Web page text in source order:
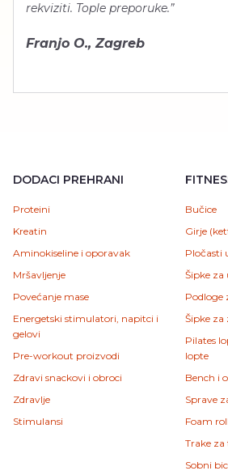
rekviziti. Tople preporuke.”
Franjo O., Zagreb
DODACI PREHRANI
Proteini
Kreatin
Aminokiseline i oporavak
Mršavljenje
Povećanje mase
Energetski stimulatori, napitci i
gelovi
Pre-workout proizvodi
Zdravi snackovi i obroci
Zdravlje
Stimulansi
Bučice
Girje
Pločasti
Šipke za
Podloge
Šipke za
Pilates
lopte
Bench i
Sprave
Foam
Trake
Sobni